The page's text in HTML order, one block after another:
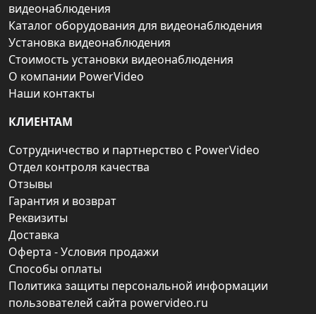
видеонаблюдения
Каталог оборудования для видеонаблюдения
Установка видеонаблюдения
Стоимость установки видеонаблюдения
О компании PowerVideo
Наши контакты
КЛИЕНТАМ
Сотрудничество и партнерство с PowerVideo
Отдел контроля качества
Отзывы
Гарантия и возврат
Реквизиты
Доставка
Оферта - Условия продажи
Способы оплаты
Политика защиты персональной информации
пользователей сайта powervideo.ru